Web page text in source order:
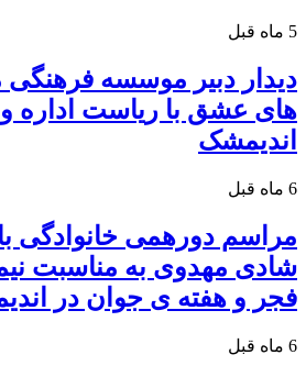
5 ماه قبل
دیدار دبیر موسسه
های عشق با ریاست اداره
اندیمشک
6 ماه قبل
مراسم دورهمی خانوادگی
شادی مهدوی به مناسبت
فجر و هفته ی جوان در
6 ماه قبل